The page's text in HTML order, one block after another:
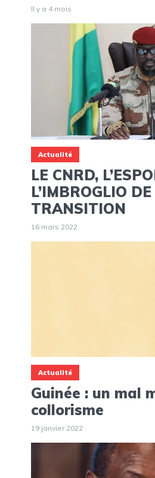
Il y a 4 mois
Actualité
LE CNRD,
L’IMBROGLIO
TRANSITION
16 mars 2022
Actualité
Guinée : un mal
collorisme
19 janvier 2022